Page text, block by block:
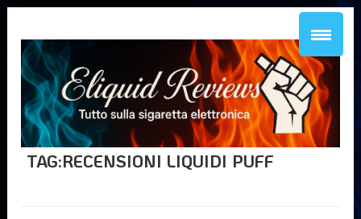
TAG:RECENSIONI LIQUIDI PUFF